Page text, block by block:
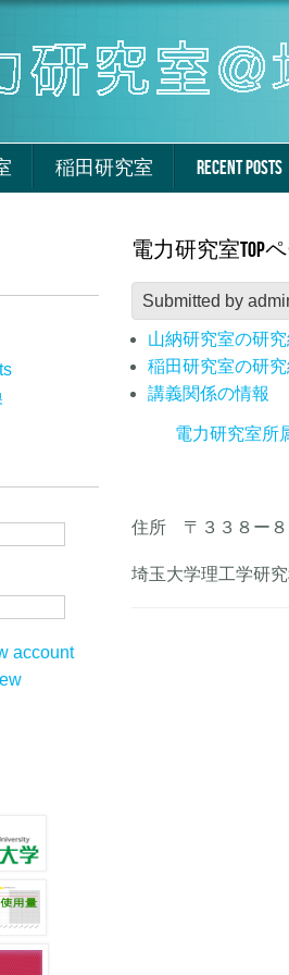
稲田研究室 RECENT POSTS
電力研究室Top
Submitted by
山納研究室の研
稲田研究室の研
講義関係の情報
電力研究室所
住所 〒３３８ー
埼玉大学理工学研
account